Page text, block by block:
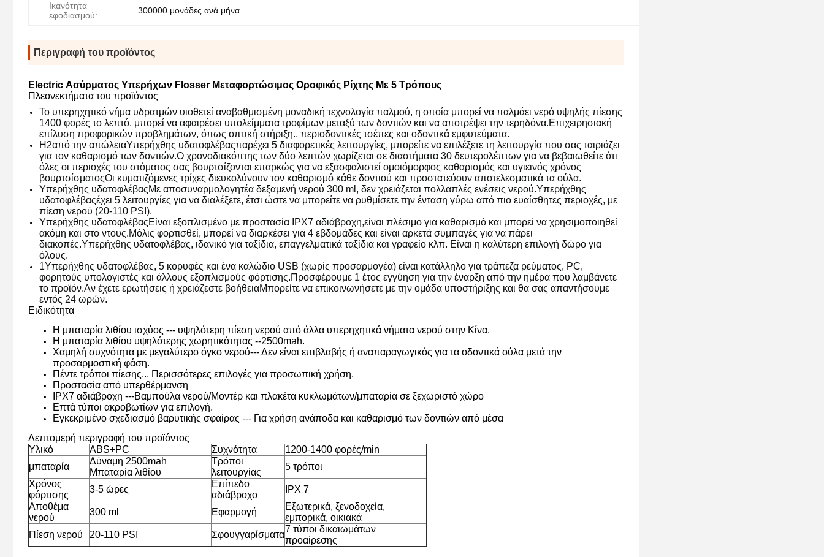
Ικανότητα
εφοδιασμού:
300000 μονάδες ανά μήνα
Περιγραφή του προϊόντος
Electric Ασύρματος Υπερήχων Flosser Μεταφορτώσιμος Οροφικός Ρίχτης Με 5 Τρόπους
Πλεονεκτήματα του προϊόντος
Το υπερηχητικό νήμα υδρατμών υιοθετεί αναβαθμισμένη μοναδική τεχνολογία παλμού, η οποία μπορεί να παλμάει νερό υψηλής πίεσης
1400 φορές το λεπτό, μπορεί να αφαιρέσει υπολείμματα τροφίμων μεταξύ των δοντιών και να αποτρέψει την τερηδόνα.Επιχειρησιακή
επίλυση προφορικών προβλημάτων, όπως οπτική στήριξη., περιοδοντικές τσέπες και οδοντικά εμφυτεύματα.
H2από την απώλειαΥπερήχθης υδατοφλέβαςπαρέχει 5 διαφορετικές λειτουργίες, μπορείτε να επιλέξετε τη λειτουργία που σας ταιριάζει
για τον καθαρισμό των δοντιών.Ο χρονοδιακόπτης των δύο λεπτών χωρίζεται σε διαστήματα 30 δευτερολέπτων για να βεβαιωθείτε ότι
όλες οι περιοχές του στόματος σας βουρτσίζονται επαρκώς για να εξασφαλιστεί ομοιόμορφος καθαρισμός και υγιεινός χρόνος
βουρτσίσματοςΟι κυματιζόμενες τρίχες διευκολύνουν τον καθαρισμό κάθε δοντιού και προστατεύουν αποτελεσματικά τα ούλα.
Υπερήχθης υδατοφλέβαςΜε αποσυναρμολογητέα δεξαμενή νερού 300 ml, δεν χρειάζεται πολλαπλές ενέσεις νερού.Υπερήχθης
υδατοφλέβαςέχει 5 λειτουργίες για να διαλέξετε, έτσι ώστε να μπορείτε να ρυθμίσετε την ένταση γύρω από πιο ευαίσθητες περιοχές, με
πίεση νερού (20-110 PSI).
Υπερήχθης υδατοφλέβαςΕίναι εξοπλισμένο με προστασία IPX7 αδιάβροχη,είναι πλέσιμο για καθαρισμό και μπορεί να χρησιμοποιηθεί
ακόμη και στο ντους.Μόλις φορτισθεί, μπορεί να διαρκέσει για 4 εβδομάδες και είναι αρκετά συμπαγές για να πάρει
διακοπές.Υπερήχθης υδατοφλέβας, ιδανικό για ταξίδια, επαγγελματικά ταξίδια και γραφείο κλπ. Είναι η καλύτερη επιλογή δώρο για
όλους.
1Υπερήχθης υδατοφλέβας, 5 κορυφές και ένα καλώδιο USB (χωρίς προσαρμογέα) είναι κατάλληλο για τράπεζα ρεύματος, PC,
φορητούς υπολογιστές και άλλους εξοπλισμούς φόρτισης.Προσφέρουμε 1 έτος εγγύηση για την έναρξη από την ημέρα που λαμβάνετε
το προϊόν.Αν έχετε ερωτήσεις ή χρειάζεστε βοήθειαΜπορείτε να επικοινωνήσετε με την ομάδα υποστήριξης και θα σας απαντήσουμε
εντός 24 ωρών.
Ειδικότητα
Η μπαταρία λιθίου ισχύος --- υψηλότερη πίεση νερού από άλλα υπερηχητικά νήματα νερού στην Κίνα.
Η μπαταρία λιθίου υψηλότερης χωρητικότητας --2500mah.
Χαμηλή συχνότητα με μεγαλύτερο όγκο νερού--- Δεν είναι επιβλαβής ή αναπαραγωγικός για τα οδοντικά ούλα μετά την
προσαρμοστική φάση.
Πέντε τρόποι πίεσης... Περισσότερες επιλογές για προσωπική χρήση.
Προστασία από υπερθέρμανση
IPX7 αδιάβροχη ---Βαμπούλα νερού/Μοντέρ και πλακέτα κυκλωμάτων/μπαταρία σε ξεχωριστό χώρο
Επτά τύποι ακροβωτίων για επιλογή.
Εγκεκριμένο σχεδιασμό βαρυτικής σφαίρας --- Για χρήση ανάποδα και καθαρισμό των δοντιών από μέσα
Λεπτομερή περιγραφή του προϊόντος
Υλικό
ABS+PC Συχνότητα
1200-1400 φορές/min
μπαταρία
Δύναμη 2500mah
Μπαταρία λιθίου
Τρόποι
λειτουργίας
5 τρόποι
Χρόνος
φόρτισης
3-5 ώρες
Επίπεδο
αδιάβροχο
IPX 7
Αποθέμα
νερού
300 ml Εφαρμογή
Εξωτερικά, ξενοδοχεία,
εμπορικά, οικιακά
Πίεση νερού
20-110 PSI Σφουγγαρίσματα
7 τύποι δικαιωμάτων
προαίρεσης